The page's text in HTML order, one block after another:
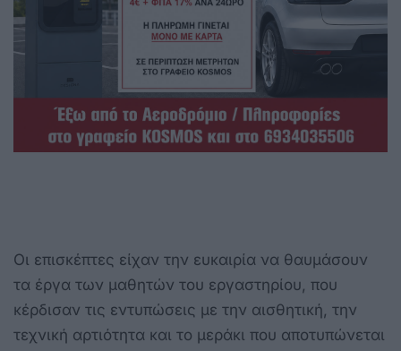
Οι επισκέπτες είχαν την ευκαιρία να θαυμάσουν
τα έργα των μαθητών του εργαστηρίου, που
κέρδισαν τις εντυπώσεις με την αισθητική, την
τεχνική αρτιότητα και το μεράκι που αποτυπώνεται